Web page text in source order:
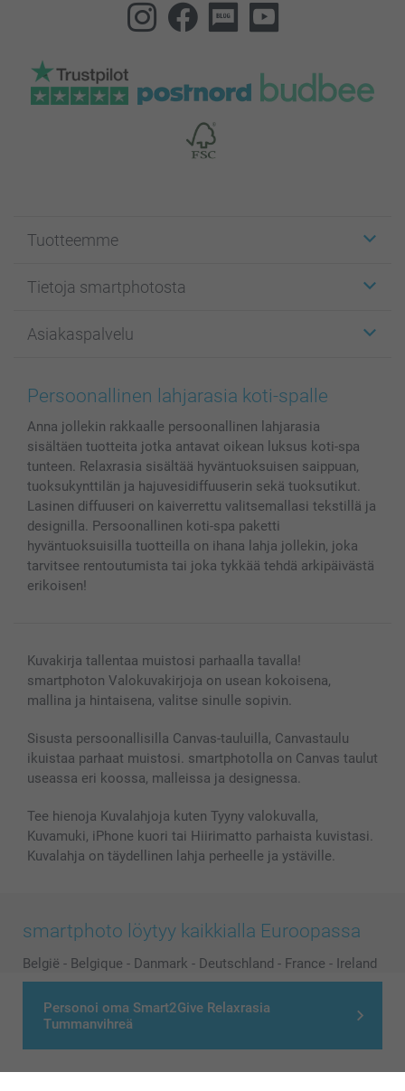
Personoi oma Smart2Give Relaxrasia
Tummanvihreä
Tuotteemme
Kuvakortit
Kuvakirjat
Valokuvat, Julisteet & Taskukirjat
MyNameBook
Kuvakalenterit & Päivyrit
Valokuvakehykset & Lisätarvikkeet
Lahjakortti
Kaikki kuvatuotteet
Tietoja smartphotosta
Affiliate ohjelma
Evästekäytäntö
Ehdot/takuut
Investor Relations
Asiakaspalvelu
100% tyytyväisyystakuu
Hinnat & maksutavat
Tilausten tila
Persoonallinen lahjarasia koti-spalle
Anna jollekin rakkaalle persoonallinen lahjarasia
sisältäen tuotteita jotka antavat oikean luksus koti-spa
tunteen. Relaxrasia sisältää hyväntuoksuisen saippuan,
tuoksukynttilän ja hajuvesidiffuuserin sekä tuoksutikut.
Lasinen diffuuseri on kaiverrettu valitsemallasi tekstillä ja
designilla. Persoonallinen koti-spa paketti
hyväntuoksuisilla tuotteilla on ihana lahja jollekin, joka
tarvitsee rentoutumista tai joka tykkää tehdä arkipäivästä
erikoisen!
Kuvakirja tallentaa muistosi parhaalla tavalla!
smartphoton Valokuvakirjoja on usean kokoisena,
mallina ja hintaisena, valitse sinulle sopivin.
Sisusta persoonallisilla Canvas-tauluilla, Canvastaulu
ikuistaa parhaat muistosi. smartphotolla on Canvas taulut
useassa eri koossa, malleissa ja designessa.
Tee hienoja Kuvalahjoja kuten Tyyny valokuvalla,
Kuvamuki, iPhone kuori tai Hiirimatto parhaista kuvistasi.
Kuvalahja on täydellinen lahja perheelle ja ystäville.
smartphoto löytyy kaikkialla Euroopassa
België - Belgique - Danmark - Deutschland - France - Ireland
- Nederland - Norge - Österreich - Schweiz - Suisse -
Switzerland - Suomi - Sverige - United Kingdom
Other Countries